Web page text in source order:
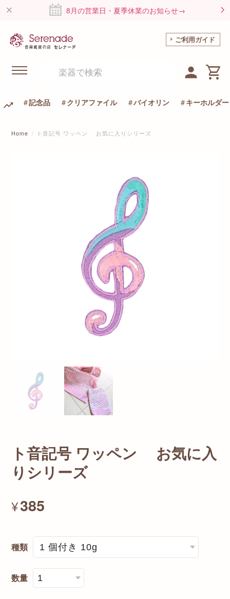
8月の営業日・夏季休業のお知らせ→
ご利用ガイド
記念品 クリアファイル バイオリン キーホルダー
Home ト音記号 ワッペン お気に入りシリーズ
ト音記号 ワッペン お気に入
りシリーズ
¥385
種類
数量